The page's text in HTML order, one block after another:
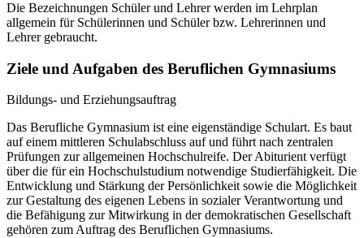
Die Bezeichnungen Schüler und Lehrer werden im Lehrplan
allgemein für Schülerinnen und Schüler bzw. Lehrerinnen und
Lehrer gebraucht.
Ziele und Aufgaben des Beruflichen Gymnasiums
Bildungs- und Erziehungsauftrag
Das Berufliche Gymnasium ist eine eigenständige Schulart. Es baut
auf einem mittleren Schulabschluss auf und führt nach zentralen
Prüfungen zur allgemeinen Hochschulreife. Der Abiturient verfügt
über die für ein Hochschulstudium notwendige Studierfähigkeit. Die
Entwicklung und Stärkung der Persönlichkeit sowie die Möglichkeit
zur Gestaltung des eigenen Lebens in sozialer Verantwortung und
die Befähigung zur Mitwirkung in der demokratischen Gesellschaft
gehören zum Auftrag des Beruflichen Gymnasiums.